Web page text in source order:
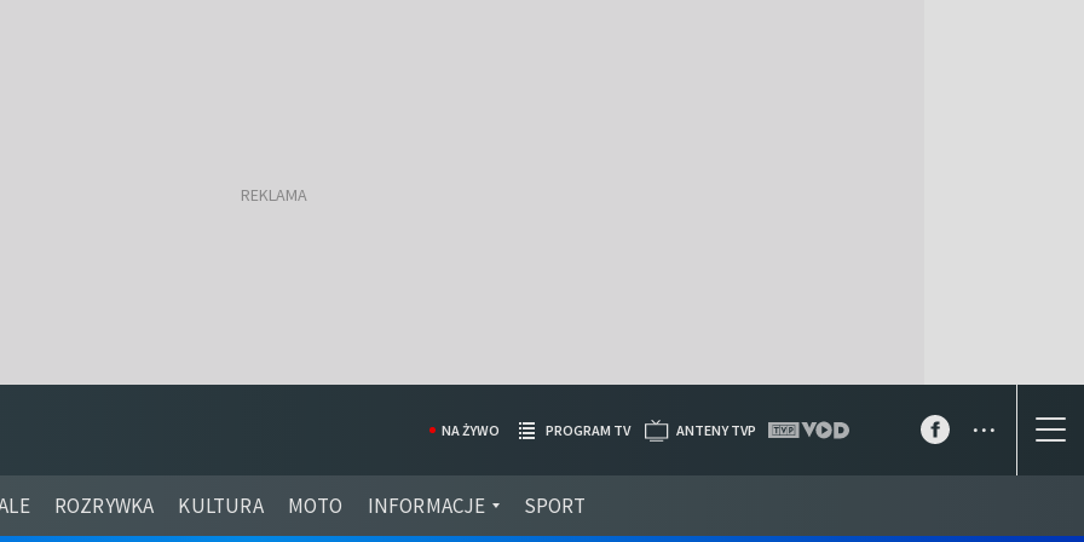
ROZRYWKA KULTURA MOTO INFORMACJE SPORT
NA ŻYWO PROGRAM TV ANTENY TVP ...